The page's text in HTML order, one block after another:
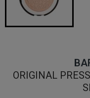
ORIGINAL